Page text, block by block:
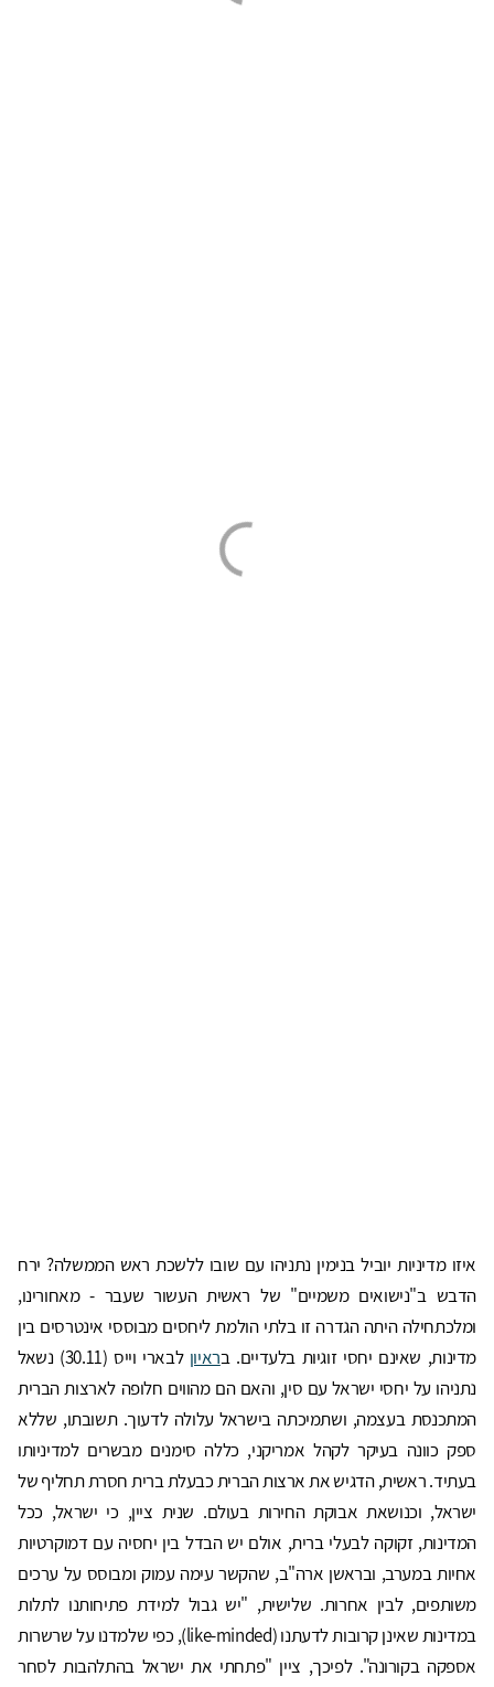
איזו מדיניות יוביל בנימין נתניהו עם שובו ללשכת ראש הממשלה? ירח
הדבש ב"נישואים משמיים" של ראשית העשור שעבר - מאחורינו,
ומלכתחילה היתה הגדרה זו בלתי הולמת ליחסים מבוססי אינטרסים בין
מדינות, שאינם יחסי זוגיות בלעדיים. בראיון
לבארי וייס (30.11) נשאל
נתניהו על יחסי ישראל עם סין, והאם הם מהווים חלופה לארצות הברית
המתכנסת בעצמה, ושתמיכתה בישראל עלולה לדעוך. תשובתו, שללא
ספק כוונה בעיקר לקהל אמריקני, כללה סימנים מבשרים למדיניותו
בעתיד. ראשית, הדגיש את ארצות הברית כבעלת ברית חסרת תחליף של
ישראל, וכנושאת אבוקת החירות בעולם. שנית ציין, כי ישראל, ככל
המדינות, זקוקה לבעלי ברית, אולם יש הבדל בין יחסיה עם דמוקרטיות
אחיות במערב, ובראשן ארה"ב, שהקשר עימה עמוק ומבוסס על ערכים
משותפים, לבין אחרות. שלישית, "יש גבול למידת פתיחותנו לתלות
במדינות שאינן קרובות לדעתנו (like-minded), כפי שלמדנו על שרשרות
אספקה בקורונה". לפיכך, ציין "פתחתי את ישראל בהתלהבות לסחר